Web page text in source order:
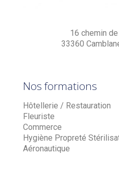
16 chemin
33360
Nos formations
Hôtellerie / Restauration
Fleuriste
Commerce
Hygiène Propreté
Aéronautique